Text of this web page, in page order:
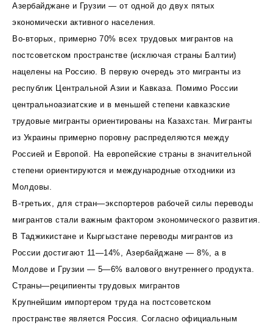
Азербайджане и Грузии — от одной до двух пятых
экономически активного населения.
Во-вторых, примерно 70% всех трудовых мигрантов на
постсоветском пространстве (исключая страны Балтии)
нацелены на Россию. В первую очередь это мигранты из
республик Центральной Азии и Кавказа. Помимо России
центральноазиатские и в меньшей степени кавказские
трудовые мигранты ориентированы на Казахстан. Мигранты
из Украины примерно поровну распределяются между
Россией и Европой. На европейские страны в значительной
степени ориентируются и международные отходники из
Молдовы.
В-третьих, для стран—экспортеров рабочей силы переводы
мигрантов стали важным фактором экономического развития.
В Таджикистане и Кыргызстане переводы мигрантов из
России достигают 11—14%, Азербайджане — 8%, а в
Молдове и Грузии — 5—6% валового внутреннего продукта.
Страны—реципиенты трудовых мигрантов
Крупнейшим импортером труда на постсоветском
пространстве является Россия. Согласно официальным